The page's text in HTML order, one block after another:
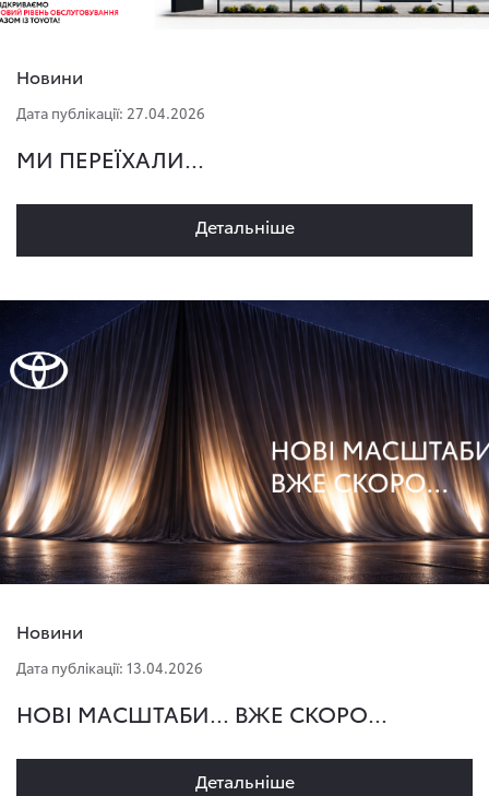
Новини
Дата публікації: 27.04.2026
МИ ПЕРЕЇХАЛИ...
Детальнiше
Новини
Дата публікації: 13.04.2026
НОВІ МАСШТАБИ... ВЖЕ СКОРО...
Детальнiше